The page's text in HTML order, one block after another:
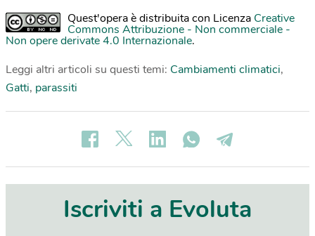
Quest'opera è distribuita con Licenza Creative
Commons Attribuzione - Non commerciale -
Non opere derivate 4.0 Internazionale.
Leggi altri articoli su questi temi: Cambiamenti climatici,
Gatti, parassiti
Iscriviti a Evoluta